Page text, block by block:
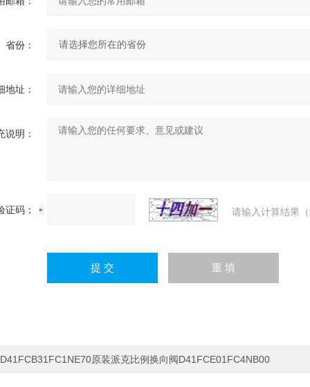
省份：
地址：
说明：
证码： 请输入计算结果
D41FCB31FC1NE70原装派克比例换向阀D41FCE01FC4NB00